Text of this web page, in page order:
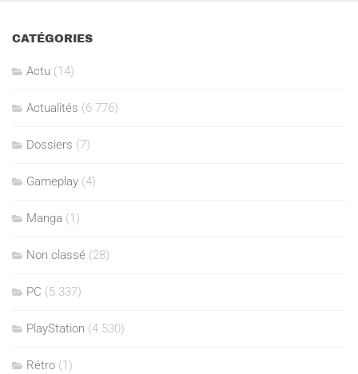
CATÉGORIES
Actu (14)
Actualités (6 776)
Dossiers (7)
Gameplay (4)
Manga (1)
Non classé (28)
PC (5 337)
PlayStation (4 530)
Rétro (1)